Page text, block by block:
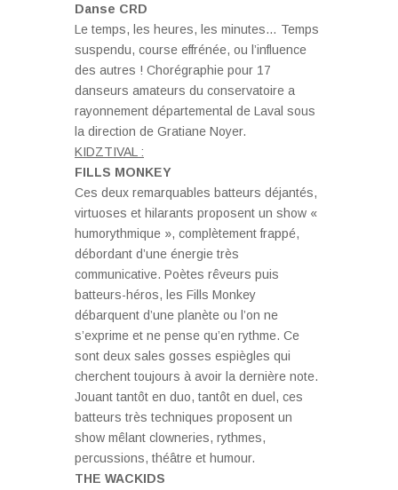
Danse CRD
Le temps, les heures, les minutes… Temps
suspendu, course effrénée, ou l’influence
des autres ! Chorégraphie pour 17
danseurs amateurs du conservatoire a
rayonnement départemental de Laval sous
la direction de Gratiane Noyer.
KIDZTIVAL :
FILLS MONKEY
Ces deux remarquables batteurs déjantés,
virtuoses et hilarants proposent un show «
humorythmique », complètement frappé,
débordant d’une énergie très
communicative. Poètes rêveurs puis
batteurs-héros, les Fills Monkey
débarquent d’une planète ou l’on ne
s’exprime et ne pense qu’en rythme. Ce
sont deux sales gosses espiègles qui
cherchent toujours à avoir la dernière note.
Jouant tantôt en duo, tantôt en duel, ces
batteurs très techniques proposent un
show mêlant clowneries, rythmes,
percussions, théâtre et humour.
THE WACKIDS